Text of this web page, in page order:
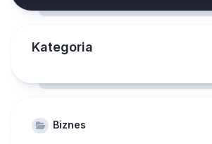
Kategoria
Biznes